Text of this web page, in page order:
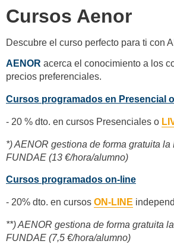
Cursos Aenor
Descubre el curso perfecto para ti con
AENOR acerca el conocimiento a los
precios preferenciales.
Cursos programados en Presencial
- 20 % dto. en cursos Presenciales o
*) AENOR gestiona de forma gratuita
FUNDAE (13 €/hora/alumno)
Cursos programados on-line
- 20% dto. en cursos ON-LINE
**) AENOR gestiona de forma gratuita
FUNDAE (7,5 €/hora/alumno)